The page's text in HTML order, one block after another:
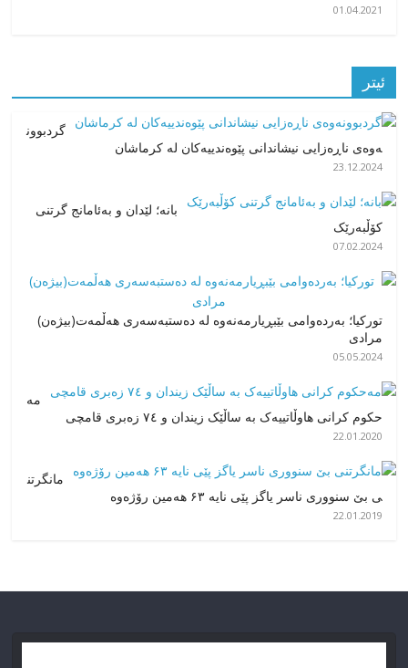
01.04.2021
ئیتر
گردبوون
ەوەی ناڕەزایی نیشاندانی پێوەندییەکان لە کرماشان
23.12.2024
بانە؛ لێدان و بەئامانج گرتنی
کۆڵبەرێک
07.02.2024
تورکیا؛ بەردەوامی بێبڕیارمەنەوە لە دەستبەسەری هەڵمەت(بیژەن)
مرادی
05.05.2024
مە
حکوم کرانی هاوڵاتییەک بە ساڵێک زیندان و ۷٤ زەبری قامچی
22.01.2020
مانگرتن
ی بێ سنووری ناسر یاگز پێی نایە ۶۳ هەمین رۆژەوە
22.01.2019